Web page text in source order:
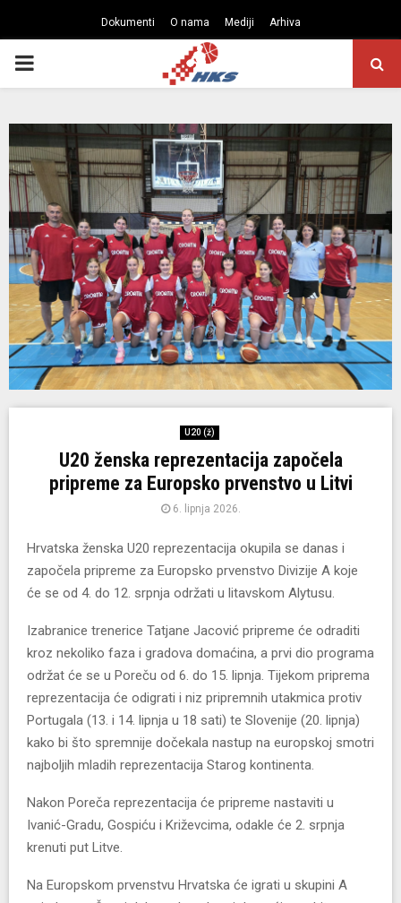
Dokumenti O nama Mediji Arhiva
PRIMARY
U20 (ž)
U20 ženska reprezentacija započela
pripreme za Europsko prvenstvo u Litvi
6. lipnja 2026.
Hrvatska ženska U20 reprezentacija okupila se danas i
započela pripreme za Europsko prvenstvo Divizije A koje
će se od 4. do 12. srpnja održati u litavskom Alytusu.
Izabranice trenerice Tatjane Jacović pripreme će odraditi
kroz nekoliko faza i gradova domaćina, a prvi dio programa
održat će se u Poreču od 6. do 15. lipnja. Tijekom priprema
reprezentacija će odigrati i niz pripremnih utakmica protiv
Portugala (13. i 14. lipnja u 18 sati) te Slovenije (20. lipnja)
kako bi što spremnije dočekala nastup na europskoj smotri
najboljih mladih reprezentacija Starog kontinenta.
Nakon Poreča reprezentacija će pripreme nastaviti u
Ivanić-Gradu, Gospiću i Križevcima, odakle će 2. srpnja
krenuti put Litve.
Na Europskom prvenstvu Hrvatska će igrati u skupini A